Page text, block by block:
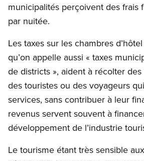
municipalités perçoivent des frais
par nuitée.
Les taxes sur les chambres
qu’on appelle aussi « taxes
de districts », aident à récolter
des touristes ou des voyageurs
services, sans contribuer à leur
revenus servent souvent à
développement de l’industrie
Le tourisme étant très sensible